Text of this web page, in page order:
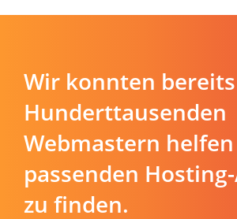
Wir konnten bereits
Hunderttausenden
Webmastern
passenden
zu finden.